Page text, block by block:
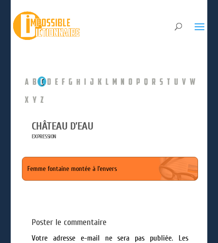
A B C D E F G H I J K L M N O P Q R S T U V W
X Y Z
CHÂTEAU D’EAU
EXPRESSION
Femme fontaine montée à l’envers
Poster le commentaire
Votre adresse e-mail ne sera pas publiée.
Les